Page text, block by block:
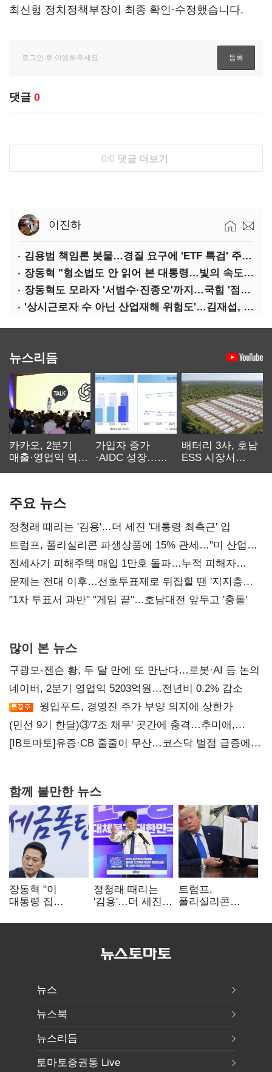
최신형 정치정책부장이 최종 확인·수정했습니다.
댓글 0
0/0 댓글 더보기
이진하
김용범 책임론 봇물…경질 요구에 'ETF 특검' 주장까지
장동혁 "형소법도 안 읽어 본 대통령…빛의 속도로 무너질 것"
장동혁도 모라자 '서범수·진종오'까지…국힘 '점입가경'
'상시근로자 수 아닌 산업재해 위험도'…김재섭, 산재예방 지원기준 손질
뉴스리듬
카카오, 2분기
매출·영업익 역대
가입자 증가
·AIDC 성장…
배터리 3사, 호남
ESS 시장서
주요 뉴스
정청래 때리는 '김용'…더 세진 '대통령 최측근' 입
트럼프, 폴리실리콘 파생상품에 15% 관세…"미 산업
재건"
전세사기 피해주택 매입 1만호 돌파…누적 피해자
4만278명
문제는 전대 이후…선호투표제로 뒤집힐 땐 '지지층
불복'
"1차 투표서 과반" "게임 끝"…호남대전 앞두고 '충돌'
많이 본 뉴스
구광모-젠슨 황, 두 달 만에 또 만난다…로봇·AI 등 논의
네이버, 2분기 영업익 5203억원…전년비 0.2% 감소
윙입푸드, 경영진 주가 부양 의지에 상한가
(민선 9기 한달)③'7조 채무' 곳간에 충격…추미애,
20년만에 '비상재정' 선언 승부수
[IB토마토]유증·CB 줄줄이 무산…코스닥 벌점 급증에
함께 볼만한 뉴스
장동혁 "이
대통령 집
폭탄…'내로남불'"
정청래 때리는
'김용'…더 세진
입
트럼프,
폴리실리콘
관세…"미 산업
뉴스
뉴스북
뉴스리듬
토마토증권통 Live